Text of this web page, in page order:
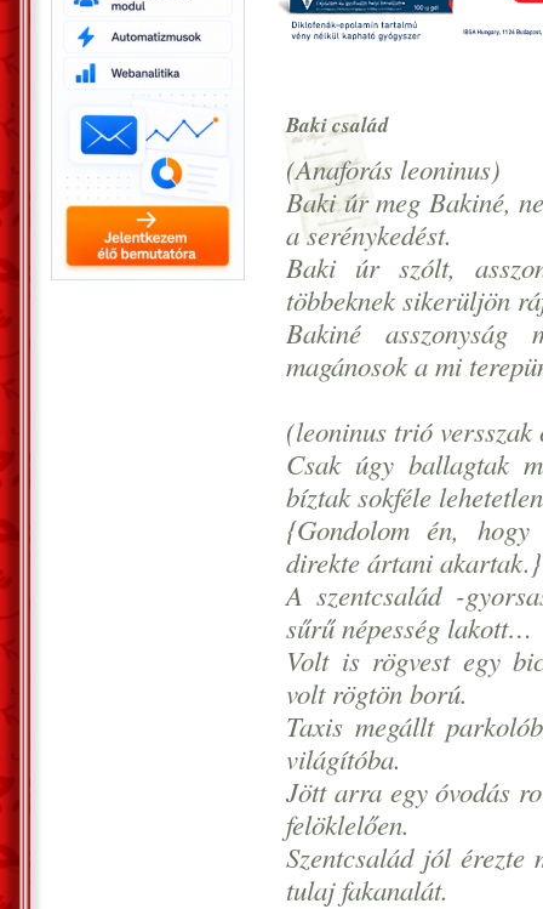
Baki család
(Anaforás leoninus)
Baki úr meg Bakiné,
a serénykedést.
Baki úr szólt,
többeknek sikerüljön
Bakiné asszonyság
magánosok a mi
(leoninus trió versszak
Csak úgy ballagtak
bíztak sokféle
{Gondolom én,
direkte ártani akartak.}
A szentcsalád -
sűrű népesség lakott…
Volt is rögvest egy
volt rögtön ború.
Taxis megállt
világítóba.
Jött arra egy óvodás
felöklelően.
Szentcsalád jól érezte
tulaj fakanalát.